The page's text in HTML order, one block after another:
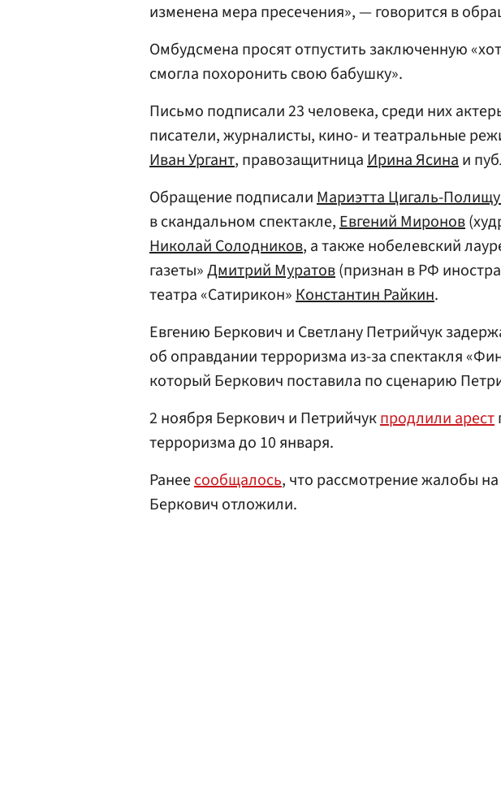
изменена мера пресечения», — говорится в
Омбудсмена просят отпустить заключенную
смогла похоронить свою бабушку».
Письмо подписали 23 человека, среди них
писатели, журналисты, кино- и театральные
Иван Ургант, правозащитницаИрина Ясинаи
Обращение подписалиМариэтта Цигаль-
в скандальном спектакле,Евгений Миронов
Николай Солодников, а также нобелевский
газеты»Дмитрий Муратов(признан в РФ
театра «Сатирикон»Константин Райкин.
Евгению Беркович и Светлану Петрийчук
об оправдании терроризма из-за спектакля
который Беркович поставила по сценарию
2 ноября Беркович и Петрийчукпродлили арест
терроризма до 10 января.
Ранеесообщалось, что рассмотрение жалобы
Беркович отложили.